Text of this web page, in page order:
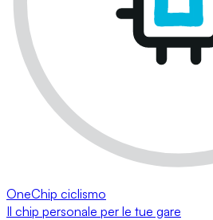
OneChip ciclismo
Il chip personale per le tue gare